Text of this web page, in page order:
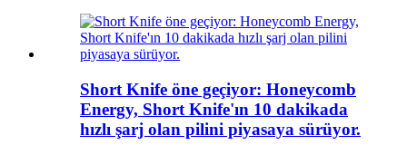
Short Knife öne geçiyor: Honeycomb
Energy, Short Knife'ın 10 dakikada
hızlı şarj olan pilini piyasaya sürüyor.